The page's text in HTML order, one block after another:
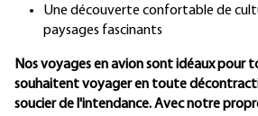
Une découverte confortable de
paysages fascinants
Nos voyages en avion sont idéaux pour
souhaitent voyager en toute
soucier de l'intendance. Avec notre